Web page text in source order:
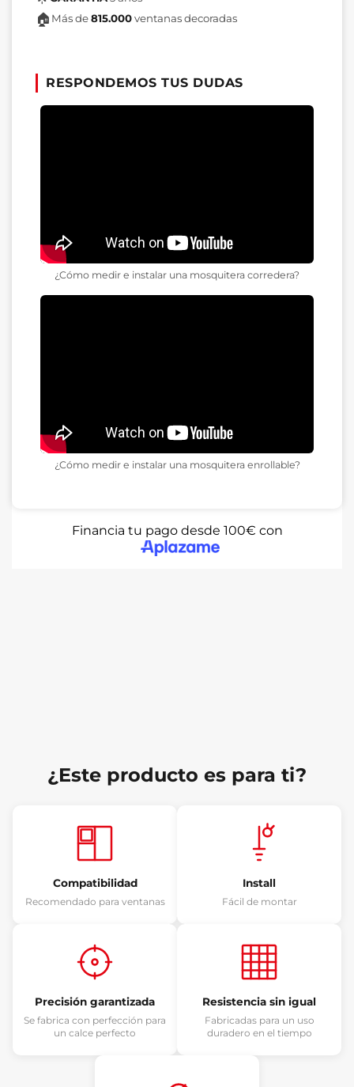
🏠 Más de815.000ventanas decoradas
RESPONDEMOS TUS DUDAS
¿Cómo medir e instalar una mosquitera corredera?
¿Cómo medir e instalar una mosquitera enrollable?
Financia tu pago desde 100€ con
¿Este producto es para ti?
Compatibilidad
Recomendado para ventanas
Install
Fácil de montar
Precisión garantizada
Se fabrica con perfección para
un calce perfecto
Resistencia sin igual
Fabricadas para un uso
duradero en el tiempo